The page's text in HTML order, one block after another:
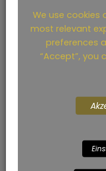
We use cookies
most relevant
preferences
“Accept”, you